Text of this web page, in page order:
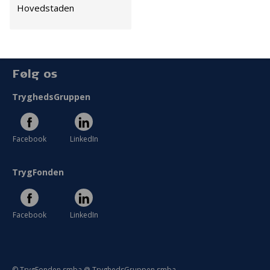
Hovedstaden
Persondata
Følg os
TryghedsGruppen
Facebook LinkedIn
TrygFonden
Facebook LinkedIn